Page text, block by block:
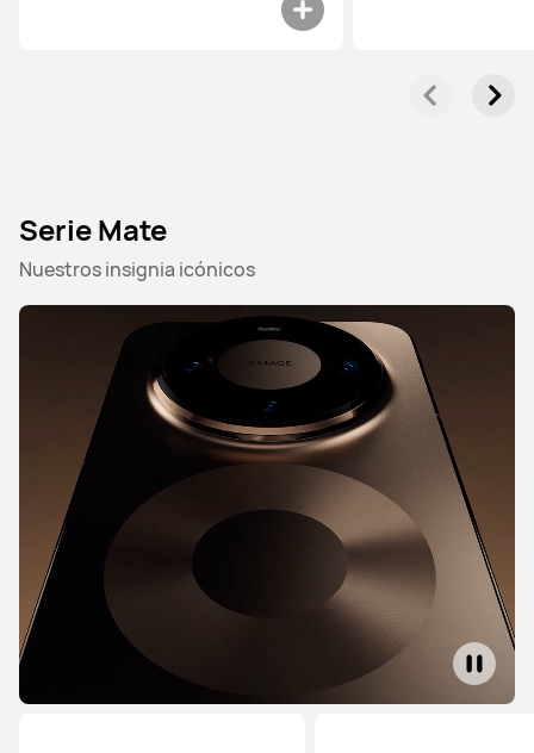
Serie Mate
Nuestros insignia icónicos